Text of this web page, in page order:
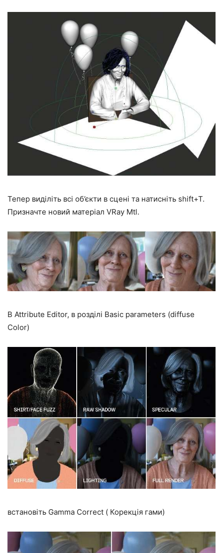
Тепер виділіть всі об’єкти в сцені та натисніть shift+T.
Призначте новий матеріал VRay Mtl.
В Attribute Editor, в розділі Basic parameters (diffuse
Color)
встановіть Gamma Correct ( Корекція гами)